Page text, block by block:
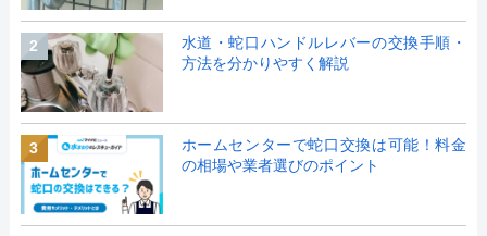
2
水道・蛇口ハンドルレバーの交換手順・
方法を分かりやすく解説
3
ホームセンターで蛇口交換は可能！料金
の相場や業者選びのポイント